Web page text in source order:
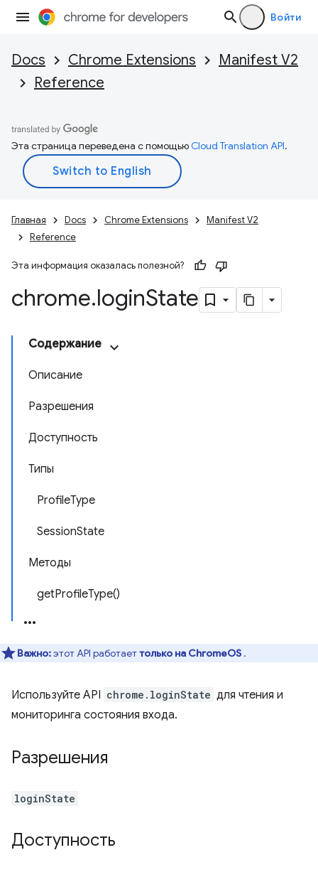
Войти
Docs Chrome Extensions
Manifest V2
Reference
Эта страница переведена с помощьюCloud Translation API.
Главная Docs Chrome Extensions
Manifest V2
Reference
Эта информация оказалась полезной?
chrome.loginState
Содержание
Описание
Разрешения
Доступность
Типы
ProfileType
SessionState
Методы
getProfileType()
Важно:этот API работаеттолько на ChromeOS .
Используйте API chrome.loginState для чтения и
мониторинга состояния входа.
Разрешения
loginState
Доступность